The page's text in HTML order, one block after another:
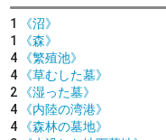
1
《沼》
1
《森》
4
《繁殖池》
4
《草むした墓》
2
《湿った墓》
4
《内陸の湾港》
4
《森林の墓地》